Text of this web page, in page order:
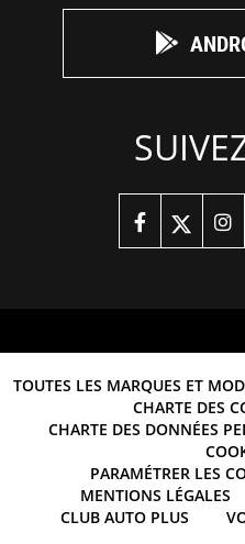
TOUTES LES MARQUES ET
CHARTE DES
CHARTE DES DONNÉES
PARAMÉTRER LES
MENTIONS LÉGALES
CLUB AUTO PLUS